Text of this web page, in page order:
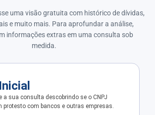
uma visão gratuita com histórico de dívidas,
e muito mais. Para aprofundar a análise,
informações extras em uma consulta sob
medida.
a sua consulta descobrindo se o CNPJ
protesto com bancos e outras empresas.